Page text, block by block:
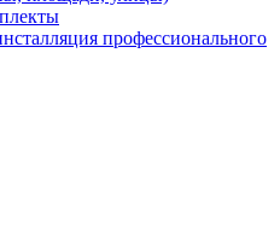
профессионального